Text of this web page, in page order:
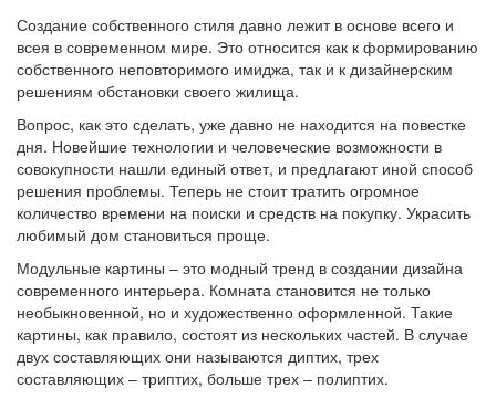
Создание собственного стиля давно лежит в основе всего и
всея в современном мире. Это относится как к формированию
собственного неповторимого имиджа, так и к дизайнерским
решениям обстановки своего жилища.
Вопрос, как это сделать, уже давно не находится на повестке
дня. Новейшие технологии и человеческие возможности в
совокупности нашли единый ответ, и предлагают иной способ
решения проблемы. Теперь не стоит тратить огромное
количество времени на поиски и средств на покупку. Украсить
любимый дом становиться проще.
Модульные картины – это модный тренд в создании дизайна
современного интерьера. Комната становится не только
необыкновенной, но и художественно оформленной. Такие
картины, как правило, состоят из нескольких частей. В случае
двух составляющих они называются диптих, трех
составляющих – триптих, больше трех – полиптих.